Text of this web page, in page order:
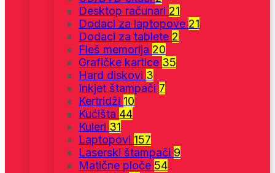
Desktop računari 21
Dodaci za laptopove 21
Dodaci za tablete 2
Fleš memorija 20
Grafičke kartice 35
Hard diskovi 3
Inkjet štampači 7
Kertridži 10
Kućišta 44
Kuleri 31
Laptopovi 157
Laserski štampači 9
Matične ploče 54